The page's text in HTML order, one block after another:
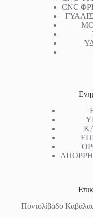
CNC
Ποντολίβαδο